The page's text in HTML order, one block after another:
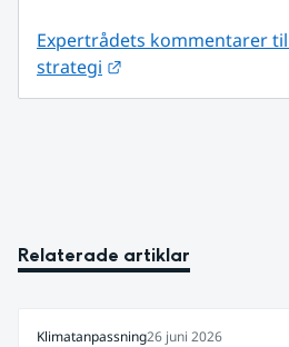
Expertrådets kommentarer
strategi
Relaterade artiklar
Klimatanpassning26 juni 2026